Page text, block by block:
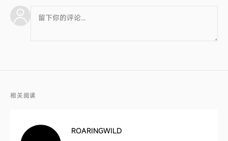
相关阅读
ROARINGWILD